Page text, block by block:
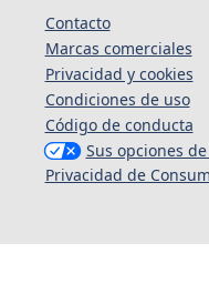
Contacto
Marcas comerciales
Privacidad y cookies
Condiciones de uso
Código de conducta
Sus opciones
Privacidad de